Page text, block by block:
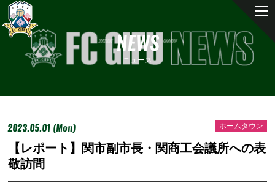
NEWS
ニュース
2023.05.01 (Mon) ホームタウン
【レポート】関市副市長・関商工会議所への表
敬訪問